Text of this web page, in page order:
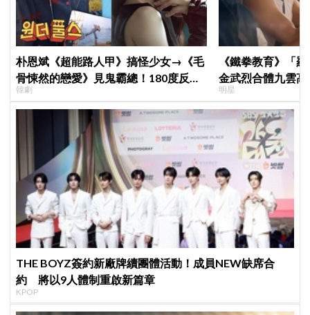
朴恩斌《超能路人甲》搞怪少女→《毛
骨悚然的戀愛》見鬼霸總！180度反差
演技獲讚「信看演員」
韓劇
《鐵拳教育》「
金武烈合體九雲
嚇壞反應笑翻劇
明星
THE BOYZ簽約新廠牌續團體活動！成員NEW缺席合
約 將以9人體制重啟新篇章
KPOP